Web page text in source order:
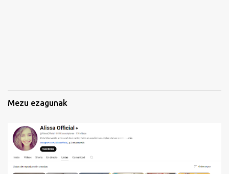
Mezu ezagunak